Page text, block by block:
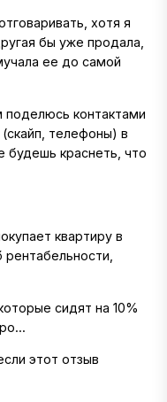
хотя я
бы уже продала,
ее до самой
поделюсь контактами
телефоны) в
будешь краснеть, что
квартиру в
сидят на 10%
этот отзыв